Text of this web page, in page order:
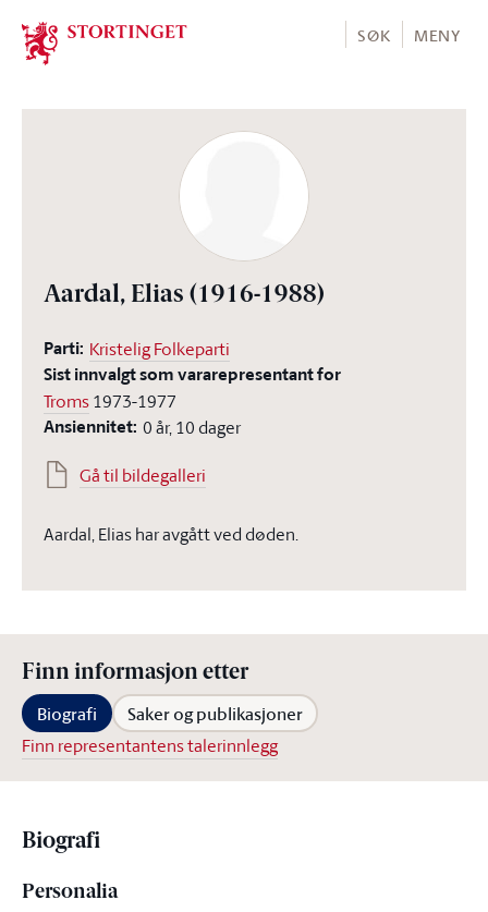
Stortinget.no
SØK MENY
Aardal, Elias (1916-1988)
Parti: Kristelig Folkeparti
Sist innvalgt som vararepresentant for
Troms1973-1977
Ansiennitet: 0 år, 10 dager
Gå til bildegalleri
Aardal, Elias har avgått ved døden.
Finn informasjon etter
Biografi Saker og publikasjoner
Finn representantens talerinnlegg
Biografi
Personalia